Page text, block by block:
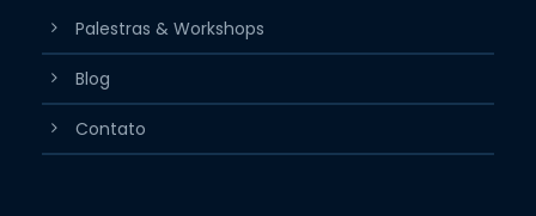
Palestras & Workshops
Blog
Contato